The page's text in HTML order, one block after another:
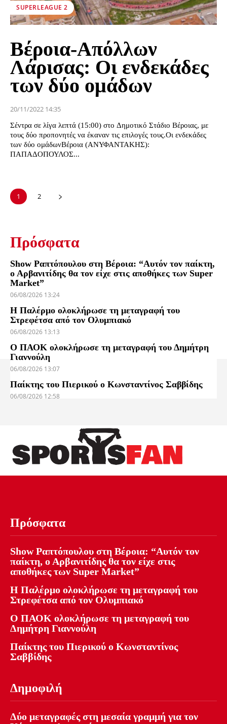
SUPERLEAGUE 2
Βέροια-Απόλλων
Λάρισας: Οι ενδεκάδες
των δύο ομάδων
20/11/2022 14:35
Σέντρα σε λίγα λεπτά (15:00) στο Δημοτικό Στάδιο Βέροιας, με
τους δύο προπονητές να έκαναν τις επιλογές τους.Οι ενδεκάδες
των δύο ομάδωνΒέροια (ΑΝΥΦΑΝΤΑΚΗΣ):
ΠΑΠΑΔΟΠΟΥΛΟΣ...
1 2
Πρόσφατα
Show Ραπτόπουλου στη Βέροια: “Αυτόν τον παίκτη,
ο Αρβανιτίδης θα τον είχε στις αποθήκες των Super
Market”
06/08/2026 13:24
Η Παλέρμο ολοκλήρωσε τη μεταγραφή του
Στρεφέτσα από τον Ολυμπιακό
06/08/2026 13:13
Ο ΠΑΟΚ ολοκλήρωσε τη μεταγραφή του Δημήτρη
Γιαννούλη
06/08/2026 13:07
Παίκτης του Πιερικού ο Κωνσταντίνος Σαββίδης
06/08/2026 12:58
Πρόσφατα
Show Ραπτόπουλου στη Βέροια: “Αυτόν τον
παίκτη, ο Αρβανιτίδης θα τον είχε στις
αποθήκες των Super Market”
Η Παλέρμο ολοκλήρωσε τη μεταγραφή του
Στρεφέτσα από τον Ολυμπιακό
Ο ΠΑΟΚ ολοκλήρωσε τη μεταγραφή του
Δημήτρη Γιαννούλη
Παίκτης του Πιερικού ο Κωνσταντίνος
Σαββίδης
Δημοφιλή
Δύο μεταγραφές στη μεσαία γραμμή για τον